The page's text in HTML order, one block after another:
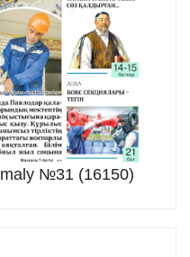
№31 (16150)